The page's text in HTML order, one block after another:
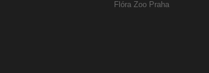
Flóra Zoo Praha